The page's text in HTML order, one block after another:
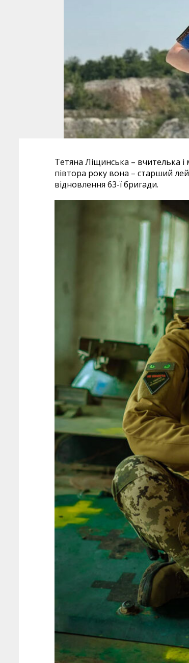
Тетяна Ліщинська – вчителька і
півтора року вона – старший
відновлення 63-ї бригади.